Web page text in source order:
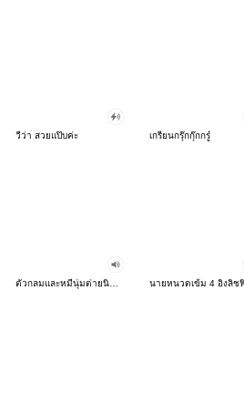
วีว่า สวยแป๊บค่ะ เกรียนกรุ๊กกุ๊กกรู๋